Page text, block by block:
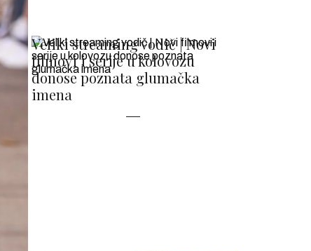
Veliki streaming vodič | Novi
filmovi i serije u kolovozu
donose poznata glumačka
imena